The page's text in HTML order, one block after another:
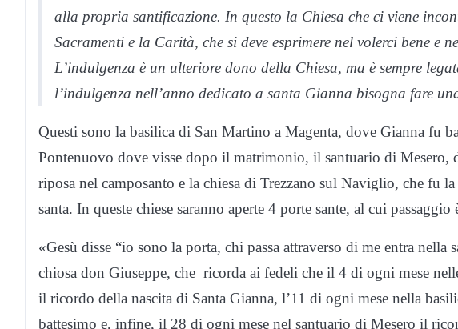
alla propria santificazione. In questo la Chiesa che ci viene
Sacramenti e la Carità, che si deve esprimere nel volerci bene e
L’indulgenza è un ulteriore dono della Chiesa, ma è sempre
l’indulgenza nell’anno dedicato a santa Gianna bisogna fare
Questi sono la basilica di San Martino a Magenta, dove Gianna fu
Pontenuovo dove visse dopo il matrimonio, il santuario di Mesero,
riposa nel camposanto e la chiesa di Trezzano sul Naviglio, che fu
santa. In queste chiese saranno aperte 4 porte sante, al cui passaggio
«Gesù disse “io sono la porta, chi passa attraverso di me entra nella
chiosa don Giuseppe, che ricorda ai fedeli che il 4 di ogni mese
il ricordo della nascita di Santa Gianna, l’11 di ogni mese nella
battesimo e, infine, il 28 di ogni mese nel santuario di Mesero il